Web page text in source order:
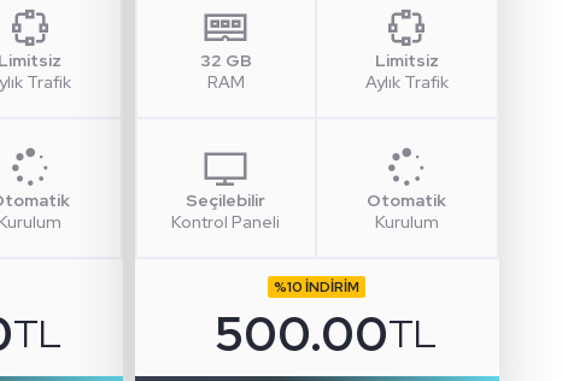
Limitsiz
Trafik
Kurulum
TL
32 GB
RAM
Limitsiz
Aylık Trafik
Seçilebilir
Kontrol Paneli
Otomatik
Kurulum
%10 İNDİRİM
500.00TL